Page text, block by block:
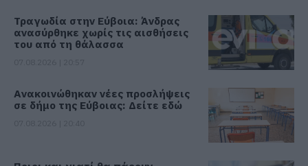
Τραγωδία στην Εύβοια: Άνδρας
ανασύρθηκε χωρίς τις αισθήσεις
του από τη θάλασσα
Ανακοινώθηκαν νέες προσλήψεις
σε δήμο της Εύβοιας: Δείτε εδώ